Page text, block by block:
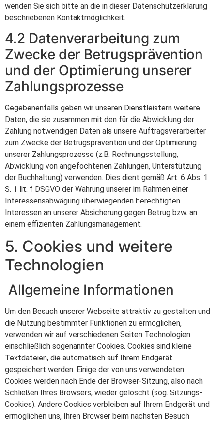
wenden Sie sich bitte an die in dieser Datenschutzerklärung
beschriebenen Kontaktmöglichkeit.
4.2 Datenverarbeitung zum
Zwecke der Betrugsprävention
und der Optimierung unserer
Zahlungsprozesse
Gegebenenfalls geben wir unseren Dienstleistern weitere
Daten, die sie zusammen mit den für die Abwicklung der
Zahlung notwendigen Daten als unsere Auftragsverarbeiter
zum Zwecke der Betrugsprävention und der Optimierung
unserer Zahlungsprozesse (z.B. Rechnungsstellung,
Abwicklung von angefochtenen Zahlungen, Unterstützung
der Buchhaltung) verwenden. Dies dient gemäß Art. 6 Abs. 1
S. 1 lit. f DSGVO der Wahrung unserer im Rahmen einer
Interessensabwägung überwiegenden berechtigten
Interessen an unserer Absicherung gegen Betrug bzw. an
einem effizienten Zahlungsmanagement.
5. Cookies und weitere
Technologien
Allgemeine Informationen
Um den Besuch unserer Webseite attraktiv zu gestalten und
die Nutzung bestimmter Funktionen zu ermöglichen,
verwenden wir auf verschiedenen Seiten Technologien
einschließlich sogenannter Cookies. Cookies sind kleine
Textdateien, die automatisch auf Ihrem Endgerät
gespeichert werden. Einige der von uns verwendeten
Cookies werden nach Ende der Browser-Sitzung, also nach
Schließen Ihres Browsers, wieder gelöscht (sog. Sitzungs-
Cookies). Andere Cookies verbleiben auf Ihrem Endgerät und
ermöglichen uns, Ihren Browser beim nächsten Besuch